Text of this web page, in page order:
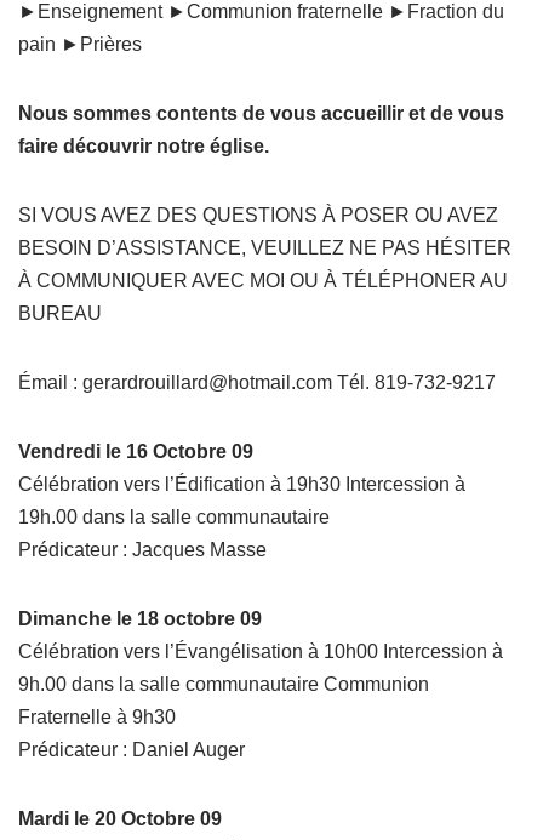
►Enseignement ►Communion fraternelle ►Fraction du
pain ►Prières
Nous sommes contents de vous accueillir et de vous
faire découvrir notre église.
SI VOUS AVEZ DES QUESTIONS À POSER OU AVEZ
BESOIN D’ASSISTANCE, VEUILLEZ NE PAS HÉSITER
À COMMUNIQUER AVEC MOI OU À TÉLÉPHONER AU
BUREAU
Émail : gerardrouillard@hotmail.com Tél. 819-732-9217
Vendredi le 16 Octobre 09
Célébration vers l’Édification à 19h30 Intercession à
19h.00 dans la salle communautaire
Prédicateur : Jacques Masse
Dimanche le 18 octobre 09
Célébration vers l’Évangélisation à 10h00 Intercession à
9h.00 dans la salle communautaire Communion
Fraternelle à 9h30
Prédicateur : Daniel Auger
Mardi le 20 Octobre 09